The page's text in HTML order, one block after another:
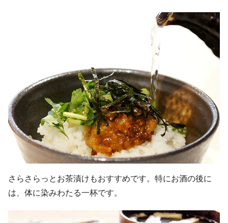
さらさらっとお茶漬けもおすすめです。特にお酒の後に
は、体に染みわたる一杯です。